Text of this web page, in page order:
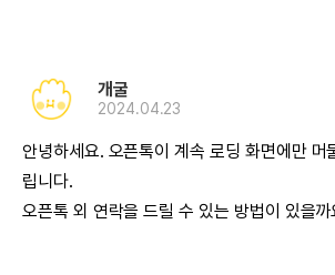
개굴
2024.04.23
안녕하세요. 오픈톡이 계속 로딩 화면에만 머
립니다.
오픈톡 외 연락을 드릴 수 있는 방법이 있을까